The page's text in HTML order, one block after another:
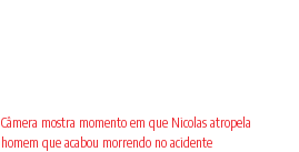
Câmera mostra momento em que Nicolas atropela
homem que acabou morrendo no acidente